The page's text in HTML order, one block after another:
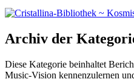
Archiv der
Diese Kategorie beinhaltet
Music-Vision kennenzulernen